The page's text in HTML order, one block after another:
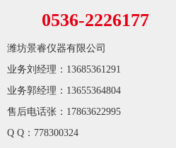
0536-2226177
潍坊景睿仪器有限公司
业务刘经理：13685361291
业务郭经理：13655364804
售后电话张：17863622995
Q Q：778300324